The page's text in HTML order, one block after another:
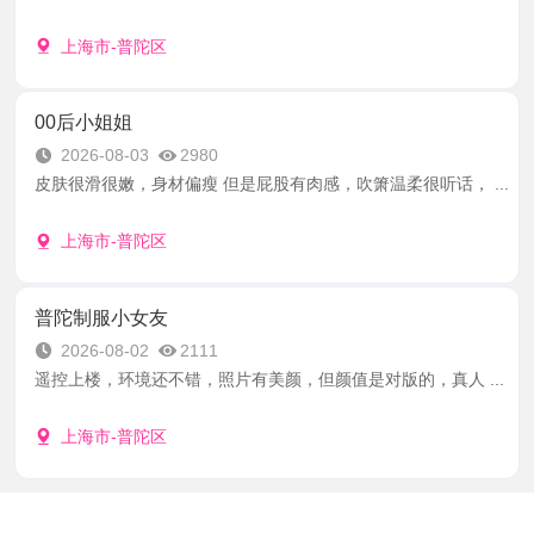
上海市-普陀区
00后小姐姐
2026-08-03
2980
皮肤很滑很嫩，身材偏瘦 但是屁股有肉感，吹箫温柔很听话， ...
上海市-普陀区
普陀制服小女友
2026-08-02
2111
遥控上楼，环境还不错，照片有美颜，但颜值是对版的，真人 ...
上海市-普陀区